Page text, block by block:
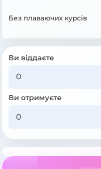
Без плаваючих курсів
Ви віддаєте
Ви отримуєте